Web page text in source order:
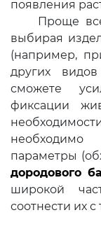
появления
Проще
выбирая
(например,
других
сможете
фиксации
параметры
дородового
широкой
соотнести их